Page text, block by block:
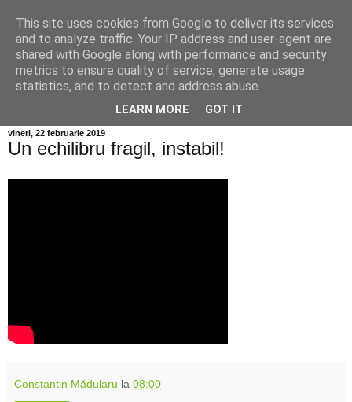
Info MILEANCA
BINE AȚI VENIT! *Jurnal online de informație și opinie; Joi
06 August, 2026
vineri, 22 februarie 2019
Un echilibru fragil, instabil!
Constantin Mădularu la 08:00
This site uses cookies from Google to deliver its services
and to analyze traffic. Your IP address and user-agent are
shared with Google along with performance and security
metrics to ensure quality of service, generate usage
statistics, and to detect and address abuse.
LEARN MORE GOT IT